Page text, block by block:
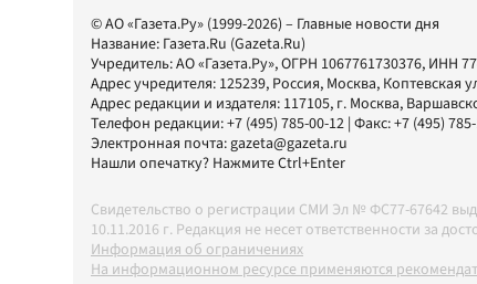
© АО «Газета.Ру» (1999-2026) – Главные новости дня
Название: Газета.Ru (Gazeta.Ru)
Учредитель:АО «Газета.Ру», ОГРН 1067761730376, ИНН
Адрес учредителя: 125239, Россия, Москва, Коптевская
Адрес редакции и издателя: 117105, г. Москва,
Телефон редакции:+7 (495) 785-00-12 | Факс:+7 (495)
Электронная почта:gazeta@gazeta.ru
Нашли опечатку? Нажмите Ctrl+Enter
Свидетельство о регистрации СМИ Эл № ФС77-67642
10.11.2016 г. Редакция не несет ответственности за
Информация об ограничениях
На информационном ресурсе применяются